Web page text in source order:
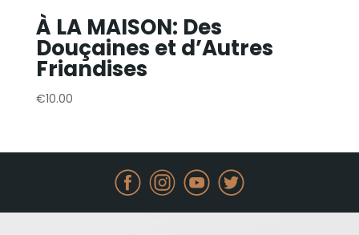
À LA MAISON: Des
Douçaines et d’Autres
Friandises
€10.00